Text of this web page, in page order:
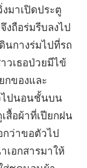
มาเปิดประตู
งถือร่มรีบลงไป
นกางร่มไปที่รถ
วเธอป่วยมีไข้
กของและ
ไปนอนชั้นบน
สื้อผ้าที่เปียกฝน
กว่าขอตัวไป
เอกสารมาให้